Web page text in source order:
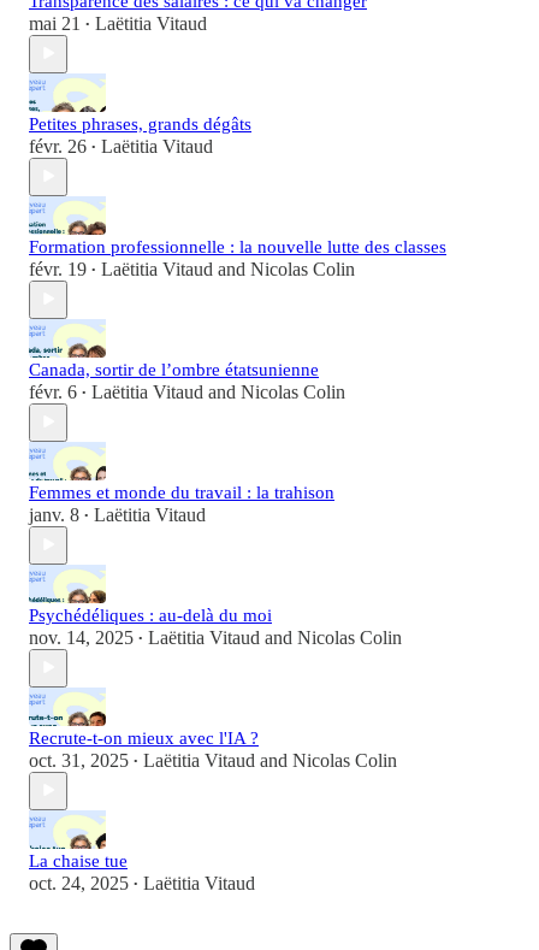
mai 21 • Laëtitia Vitaud
Petites phrases, grands dégâts
févr. 26 • Laëtitia Vitaud
Formation professionnelle : la nouvelle lutte des classes
févr. 19 • Laëtitia Vitaud and Nicolas Colin
Canada, sortir de l’ombre étatsunienne
févr. 6 • Laëtitia Vitaud and Nicolas Colin
Femmes et monde du travail : la trahison
janv. 8 • Laëtitia Vitaud
Psychédéliques : au-delà du moi
nov. 14, 2025 • Laëtitia Vitaud and Nicolas Colin
Recrute-t-on mieux avec l'IA ?
oct. 31, 2025 • Laëtitia Vitaud and Nicolas Colin
La chaise tue
oct. 24, 2025 • Laëtitia Vitaud